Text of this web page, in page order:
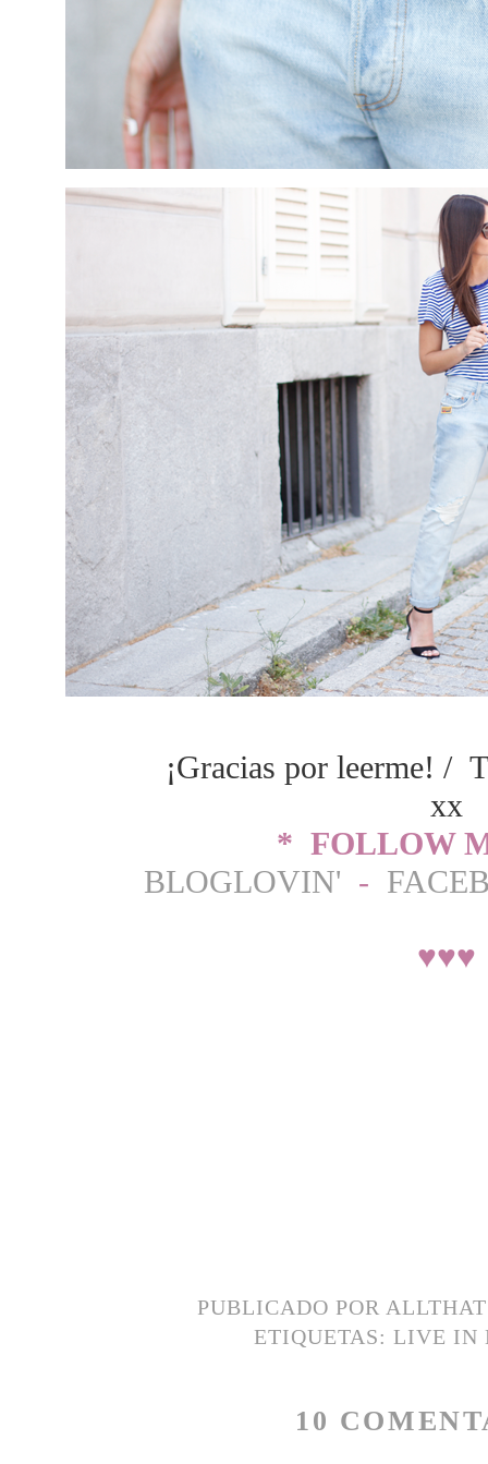
¡Gracias por leerme! /
xx
* FOLLOW
BLOGLOVIN' -
♥♥♥
PUBLICADO POR
ETIQUETAS: LIVE IN
10